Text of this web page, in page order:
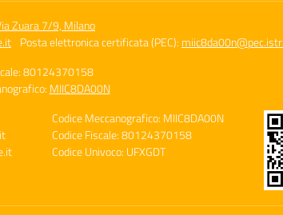
Zuara 7/9, Milano
Posta elettronica certificata (PEC):
80124370158
MIIC8DA00N
Codice Meccanografico: MIIC8DA00N
Codice Fiscale: 80124370158
Codice Univoco: UFXGDT